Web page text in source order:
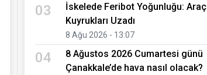
03
İskelede Feribot Yoğunluğu: Araç
Kuyrukları Uzadı
8 Ağu 2026 - 13:07
04
8 Ağustos 2026 Cumartesi günü
Çanakkale’de hava nasıl olacak?